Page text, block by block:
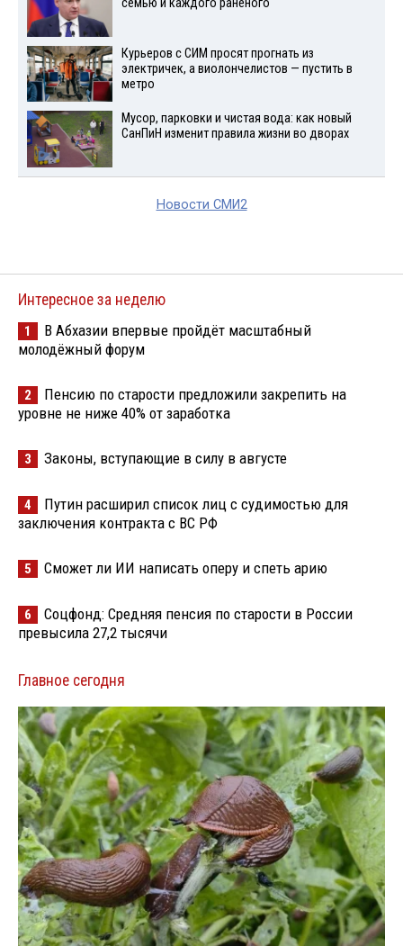
семью и каждого раненого
Курьеров с СИМ просят прогнать из
электричек, а виолончелистов — пустить в
метро
Мусор, парковки и чистая вода: как новый
СанПиН изменит правила жизни во дворах
Новости СМИ2
Интересное за неделю
1
В Абхазии впервые пройдёт масштабный
молодёжный форум
2
Пенсию по старости предложили закрепить на
уровне не ниже 40% от заработка
3 Законы, вступающие в силу в августе
4
Путин расширил список лиц с судимостью для
заключения контракта с ВС РФ
5 Сможет ли ИИ написать оперу и спеть арию
6
Соцфонд: Средняя пенсия по старости в России
превысила 27,2 тысячи
Главное сегодня